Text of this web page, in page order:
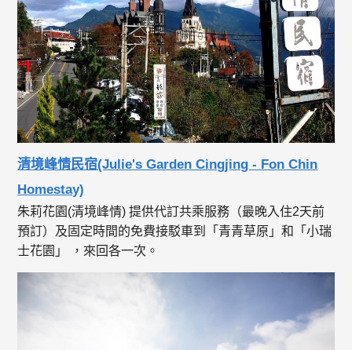
清境峰情民宿(Julie's Garden Cingjing - Fon Chin
Homestay)
朱莉花園(清境峰情) 提供代訂共乘服務（最晚入住2天前
預訂）及固定時間的免費接駁車到「青青草原」和「小瑞
士花園」 ，來回各一次。